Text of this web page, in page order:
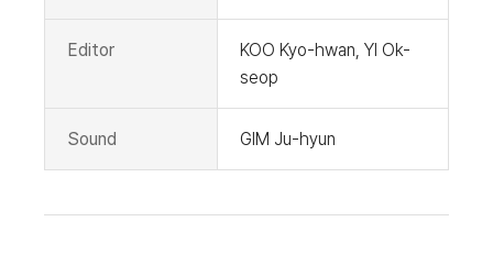
Editor
KOO Kyo-hwan, YI Ok-
seop
Sound GIM Ju-hyun